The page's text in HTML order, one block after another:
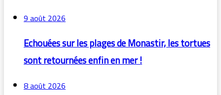
9 août 2026
Echouées sur les plages de Monastir, les tortues
sont retournées enfin en mer !
8 août 2026